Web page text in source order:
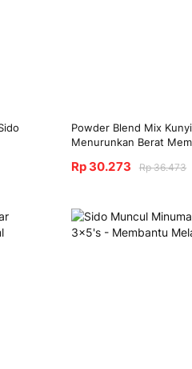
Powder Blend Mix
Menurunkan Berat
Rp 30.273 Rp 36.473